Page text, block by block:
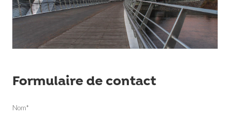
Formulaire de contact
Nom*